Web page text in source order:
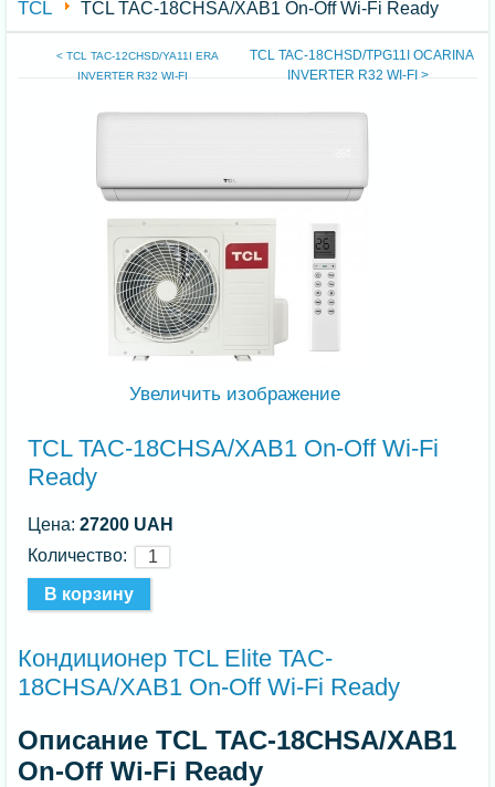
TCL
TCL TAC-18CHSA/XAB1 On-Off Wi-Fi Ready
< TCL TAC-12CHSD/YA11I ERA
INVERTER R32 WI-FI
TCL TAC-18CHSD/TPG11I OCARINA
INVERTER R32 WI-FI >
Увеличить изображение
TCL TAC-18CHSA/XAB1 On-Off Wi-Fi
Ready
Цена:27200 UAH
Количество:
Кондиционер TCL Elite TAC-
18CHSA/XAB1 On-Off Wi-Fi Ready
Описание TCL TAC-18CHSA/XAB1
On-Off Wi-Fi Ready